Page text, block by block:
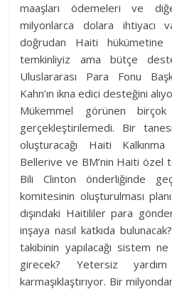
maaşları ödemeleri ve
milyonlarca dolara ihtiyacı
doğrudan Haiti
temkinliyiz ama bütçe
Uluslararası Para Fonu
Kahn’ın ikna edici desteğini
Mükemmel görünen
gerçekleştirilemedi. Bir
oluşturacağı Haiti
Bellerive ve BM’nin Haiti özel
Bili Clinton önderliğinde
komitesinin oluşturulması
dışındaki Haitililer para
inşaya nasıl katkıda
takibinin yapılacağı sistem
girecek? Yetersiz
karmaşıklaştırıyor. Bir